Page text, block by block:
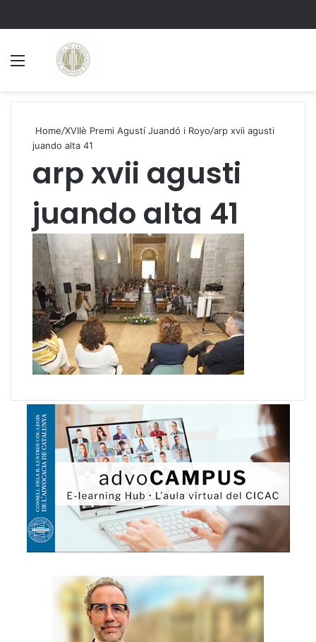
Home/XVIIè Premi Agustí Juandó i Royo/arp xvii agusti
juando alta 41
arp xvii agusti
juando alta 41